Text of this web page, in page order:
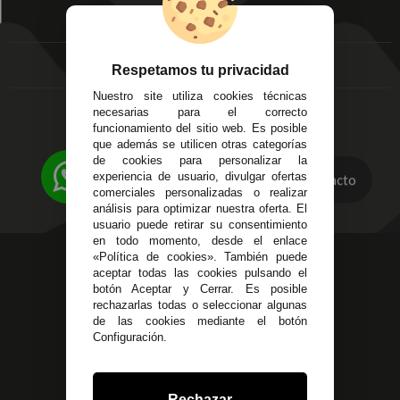
Mis favoritos
FAQ's
Av. Plaza de Toros.
Local 3
C/ Ingeniero Iribarren,
14
Alzira - Valencia
C/ Esplugues, 135
EMPRESA
Entregas y
Devoluciones
Política de Privacidad
Pago Seguro
Terminos y
Condiciones Generales
Políticas de Cookies
623 23 31 98
Atendemos Whatsapp
955 44 45 43/955 44 45 44
Avenida Plaza de Toros,
Contacto
Respetamos tu privacidad
Nuestro site utiliza cookies técnicas
necesarias para el correcto
funcionamiento del sitio web. Es posible
que además se utilicen otras categorías
de cookies para personalizar la
experiencia de usuario, divulgar ofertas
comerciales personalizadas o realizar
análisis para optimizar nuestra oferta. El
usuario puede retirar su consentimiento
en todo momento, desde el enlace
«Política de cookies». También puede
aceptar todas las cookies pulsando el
botón Aceptar y Cerrar. Es posible
rechazarlas todas o seleccionar algunas
de las cookies mediante el botón
Configuración.